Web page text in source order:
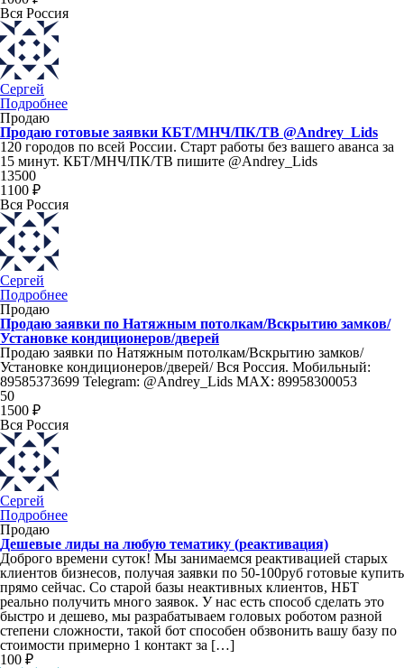
Вся Россия
Сергей
Подробнее
Продаю
Продаю готовые заявки КБТ/МНЧ/ПК/ТВ @Andrey_Lids
120 городов по всей России. Старт работы без вашего аванса за
15 минут. КБТ/МНЧ/ПК/ТВ пишите @Andrey_Lids
13500
1100 ₽
Вся Россия
Сергей
Подробнее
Продаю
Продаю заявки по Натяжным потолкам/Вскрытию замков/
Установке кондиционеров/дверей
Продаю заявки по Натяжным потолкам/Вскрытию замков/
Установке кондиционеров/дверей/ Вся Россия. Мобильный:
89585373699 Telegram: @Andrey_Lids MAX: 89958300053
50
1500 ₽
Вся Россия
Сергей
Подробнее
Продаю
Дешевые лиды на любую тематику (реактивация)
Доброго времени суток! Мы занимаемся реактивацией старых
клиентов бизнесов, получая заявки по 50-100руб готовые купить
прямо сейчас. Со старой базы неактивных клиентов, НБТ
реально получить много заявок. У нас есть способ сделать это
быстро и дешево, мы разрабатываем головых роботом разной
степени сложности, такой бот способен обзвонить вашу базу по
стоимости примерно 1 контакт за […]
100 ₽